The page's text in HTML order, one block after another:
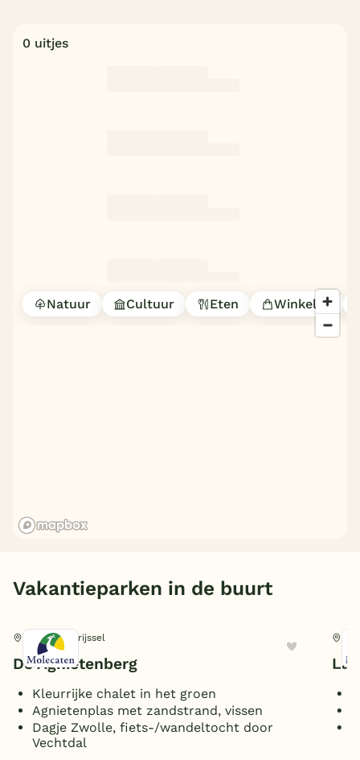
0 uitjes
Natuur Cultuur Eten Winkelen
Vakantieparken in de buurt
Zwolle, Overijssel
De Agnietenberg
Kleurrijke chalet in het groen
Agnietenplas met zandstrand, vissen
Dagje Zwolle, fiets-/wandeltocht door
Vechtdal